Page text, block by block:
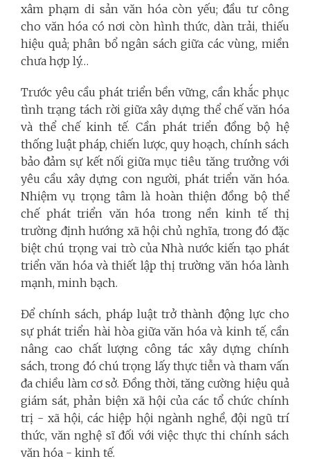
xâm phạm di sản văn hóa còn yếu; đầu tư công
cho văn hóa có nơi còn hình thức, dàn trải, thiếu
hiệu quả; phân bổ ngân sách giữa các vùng, miền
chưa hợp lý…
Trước yêu cầu phát triển bền vững, cần khắc phục
tình trạng tách rời giữa xây dựng thể chế văn hóa
và thể chế kinh tế. Cần phát triển đồng bộ hệ
thống luật pháp, chiến lược, quy hoạch, chính sách
bảo đảm sự kết nối giữa mục tiêu tăng trưởng với
yêu cầu xây dựng con người, phát triển văn hóa.
Nhiệm vụ trọng tâm là hoàn thiện đồng bộ thể
chế phát triển văn hóa trong nền kinh tế thị
trường định hướng xã hội chủ nghĩa, trong đó đặc
biệt chú trọng vai trò của Nhà nước kiến tạo phát
triển văn hóa và thiết lập thị trường văn hóa lành
mạnh, minh bạch.
Để chính sách, pháp luật trở thành động lực cho
sự phát triển hài hòa giữa văn hóa và kinh tế, cần
nâng cao chất lượng công tác xây dựng chính
sách, trong đó chú trọng lấy thực tiễn và tham vấn
đa chiều làm cơ sở. Đồng thời, tăng cường hiệu quả
giám sát, phản biện xã hội của các tổ chức chính
trị - xã hội, các hiệp hội ngành nghề, đội ngũ trí
thức, văn nghệ sĩ đối với việc thực thi chính sách
văn hóa - kinh tế.